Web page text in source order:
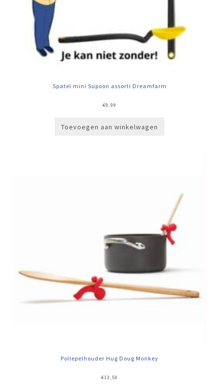
Spatel mini Supoon assorti Dreamfarm
€9,99
Toevoegen aan winkelwagen
Pollepelhouder Hug Doug Monkey
€13,50